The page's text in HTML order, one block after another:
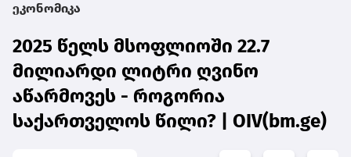
ეკონომიკა
2025 წელს მსოფლიოში 22.7
მილიარდი ლიტრი ღვინო
აწარმოვეს - როგორია
საქართველოს წილი? | OIV(bm.ge)